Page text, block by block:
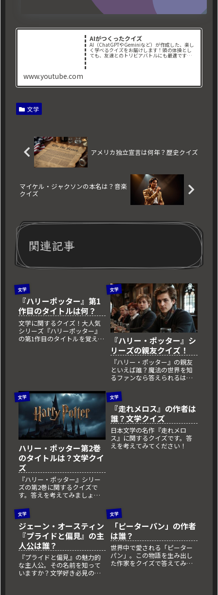
AIがつくったクイズ
AI（ChatGPTやGeminiなど）が作成した、楽し
く学べるクイズをお届けします！頭の体操とし
ても、友達とのトリビアバトルにも最適です。📌
www.youtube.com
文学
アメリカ独立宣言は何年？歴史クイズ
マイケル・ジャクソンの本名は？音楽
クイズ
関連記事
文学
『ハリーポッター』第1
作目のタイトルは何？
文学に関するクイズ！大人気
シリーズ『ハリーポッター』
の第1作目のタイトルを覚えて
文学
『ハリー・ポッター』シ
リーズの親友クイズ！
『ハリー・ポッター』の親友
といえば誰？魔法の世界を知
るファンなら答えられるは
文学
ハリー・ポッター第2巻
のタイトルは？文学クイ
ズ
『ハリー・ポッター』シリー
ズの第2巻に関するクイズで
す。答えを考えてみましょ
文学
『走れメロス』の作者は
誰？文学クイズ
日本文学の名作『走れメロ
ス』に関するクイズです。答
えを考えてみてください！
文学
ジェーン・オースティン
『プライドと偏見』の主
人公は誰？
『プライドと偏見』の魅力的
な主人公。その名前を知って
いますか？文学好き必見のク
文学
「ピーターパン」の作者
は誰？
世界中で愛される「ピーター
パン」。この物語を生み出し
た作家をクイズで答えてみよ